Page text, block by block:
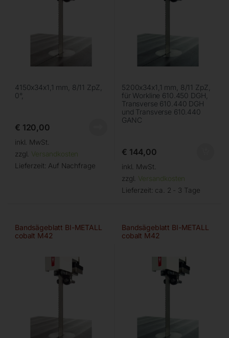
4150x34x1,1 mm, 8/11 ZpZ,
0°,
€ 120,00
inkl. MwSt.
zzgl. Versandkosten
Lieferzeit: Auf Nachfrage
5200x34x1,1 mm, 8/11 ZpZ,
für Workline 610.450 DGH,
Transverse 610.440 DGH
und Transverse 610.440
GANC
€ 144,00
inkl. MwSt.
zzgl. Versandkosten
Lieferzeit: ca. 2 - 3 Tage
Bandsägeblatt BI-METALL
cobalt M42
Bandsägeblatt BI-METALL
cobalt M42